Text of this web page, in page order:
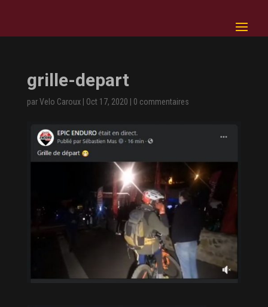
grille-depart
parVelo Caroux| Oct 17, 2020 0 commentaires